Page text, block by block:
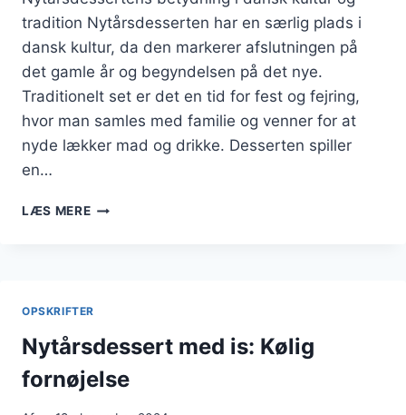
tradition Nytårsdesserten har en særlig plads i
dansk kultur, da den markerer afslutningen på
det gamle år og begyndelsen på det nye.
Traditionelt set er det en tid for fest og fejring,
hvor man samles med familie og venner for at
nyde lækker mad og drikke. Desserten spiller
en…
LÆS MERENYTÅRSDESSERT
OPSKRIFTER
Nytårsdessert med is: Kølig
fornøjelse